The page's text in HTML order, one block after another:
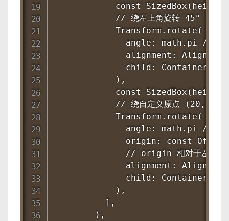
const
            // 绕左上角旋转 45°
            Transform.rotate(
              angle: math.pi / 4,
alignment:
child:
            ),
const
// 绕自定义原点 (20, 30)
            Transform.rotate(
              angle: math.pi / 4,
origin: const
              // origin 相对于左上角
alignment:
child:
            ),
          ],
        ),